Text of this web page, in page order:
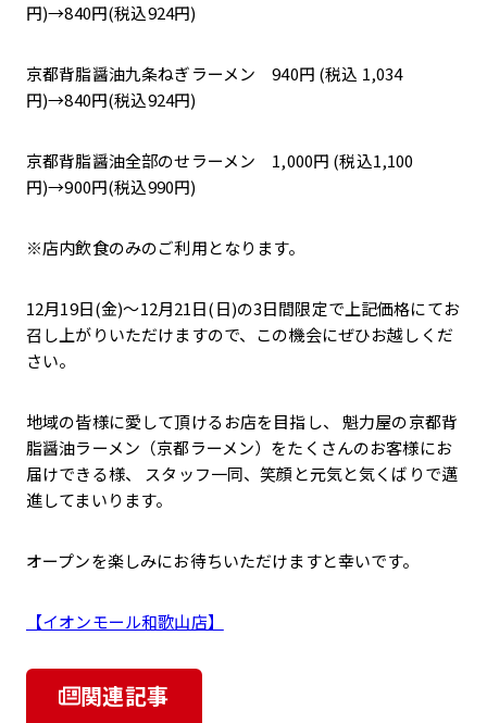
円)→840円(税込924円)
京都背脂醤油九条ねぎラーメン 940円 (税込 1,034
円)→840円(税込924円)
京都背脂醤油全部のせラーメン 1,000円 (税込1,100
円)→900円(税込990円)
※店内飲食のみのご利用となります。
12月19日(金)～12月21日(日)の3日間限定で上記価格にてお
召し上がりいただけますので、この機会にぜひお越しくだ
さい。
地域の皆様に愛して頂けるお店を目指し、 魁力屋の京都背
脂醤油ラーメン（京都ラーメン）をたくさんのお客様にお
届けできる様、 スタッフ一同、笑顔と元気と気くばりで邁
進してまいります。
オープンを楽しみにお待ちいただけますと幸いです。
【イオンモール和歌山店】
関連記事